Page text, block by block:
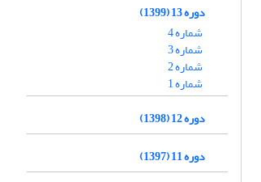
دوره 13 (1399)
شماره 4
شماره 3
شماره 2
شماره 1
دوره 12 (1398)
دوره 11 (1397)